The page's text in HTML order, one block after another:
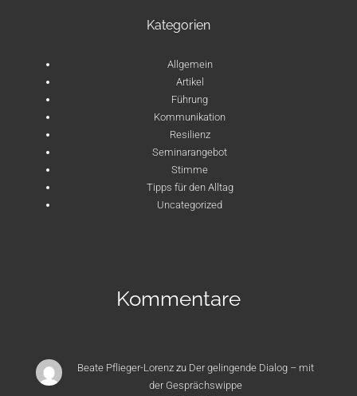
Kategorien
Allgemein
Artikel
Führung
Kommunikation
Resilienz
Seminarangebot
Stimme
Tipps für den Alltag
Uncategorized
Kommentare
Beate Pflieger-Lorenzzu Der gelingende Dialog – mit
der Gesprächswippe